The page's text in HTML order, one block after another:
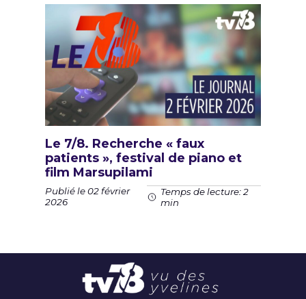
Le 7/8. Recherche « faux
patients », festival de piano et
film Marsupilami
Publié le 02 février
2026
Temps de lecture: 2
min